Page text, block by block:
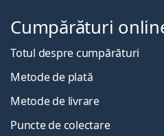
Cumpărături
Totul despre cumpărături
Metode de plată
Metode de livrare
Puncte de colectare